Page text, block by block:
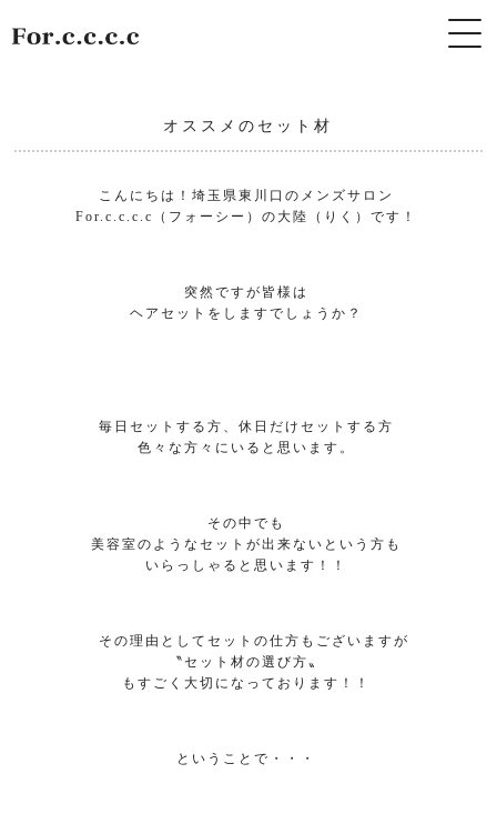
オススメのセット材
こんにちは！埼玉県東川口のメンズサロン
For.c.c.c.c（フォーシー）の大陸（りく）です！
突然ですが皆様は
ヘアセットをしますでしょうか？
毎日セットする方、休日だけセットする方
色々な方々にいると思います。
その中でも
美容室のようなセットが出来ないという方も
いらっしゃると思います！！
その理由としてセットの仕方もございますが
〝セット材の選び方〟
もすごく大切になっております！！
ということで・・・